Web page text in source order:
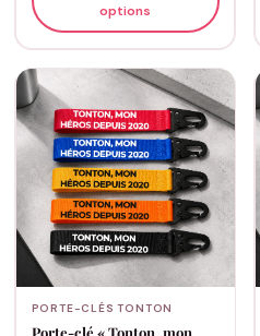
options
PORTE-CLÉS TONTON
Porte-clé « Tonton, mon